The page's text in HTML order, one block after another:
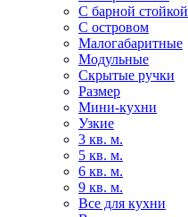
С барной стойкой
С островом
Малогабаритные
Модульные
Скрытые ручки
Размер
Мини-кухни
Узкие
3 кв. м.
5 кв. м.
6 кв. м.
9 кв. м.
Все для кухни